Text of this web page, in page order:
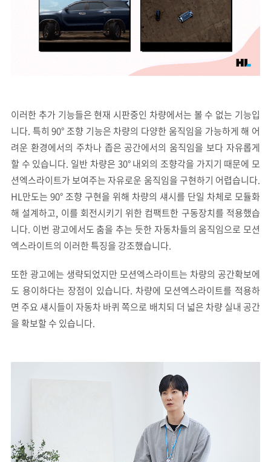
이러한 추가 기능들은 현재 시판중인 차량에서는 볼 수 없는 기능입
니다. 특히 90° 조향 기능은 차량의 다양한 움직임을 가능하게 해 어
려운 환경에서의 주차나 좁은 공간에서의 움직임을 보다 자유롭게
할 수 있습니다. 일반 차량은 30° 내외의 조향각을 가지기 때문에 모
션엑스라이트가 보여주는 자유로운 움직임을 구현하기 어렵습니다.
HL만도는 90° 조향 구현을 위해 차량의 섀시를 단일 차체로 모듈화
해 설계하고, 이를 회전시키기 위한 컴팩트한 구동장치를 적용했습
니다. 이번 광고에서도 춤을 추는 듯한 자동차들의 움직임으로 모션
엑스라이트의 이러한 특징을 강조했습니다.
또한 광고에는 생략되었지만 모션엑스라이트는 차량의 공간확보에
도 용이하다는 장점이 있습니다. 차량에 모션엑스라이트를 적용하
면 주요 섀시들이 자동차 바퀴 쪽으로 배치되 더 넓은 차량 실내 공간
을 확보할 수 있습니다.